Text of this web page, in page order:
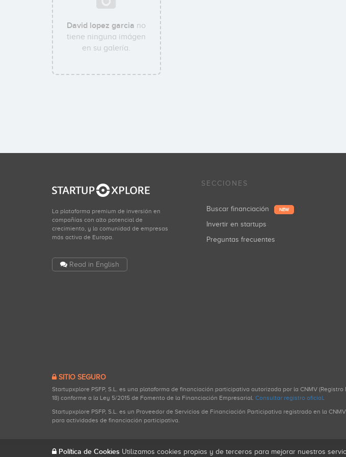
David lopez garcia no
tiene ninguna imágen
en su galería.
La plataforma premium de inversión en
compañías con alto potencial de
crecimiento, y la comunidad de empresas
más activa de Europa.
Read in English
SECCIONES
Buscar financiación NEW
Invertir en startups
Preguntas frecuentes
SITIO SEGURO
Startupxplore PSFP, S.L. es una plataforma de financiación participativa autorizada por la CNMV (Registro
18) conforme a la Ley 5/2015 de Fomento de la Financiación Empresarial. Consultar registro oficial.
Startupxplore PSFP, S.L. es un Proveedor de Servicios de Financiación Participativa registrado en la CNMV
para actividades de financiación participativa.
Política de Cookies Utilizamos cookies propias y de terceros para mejorar nuestros